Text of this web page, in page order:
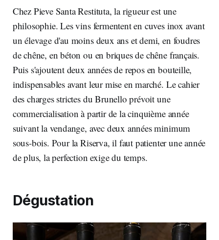
Chez Pieve Santa Restituta, la rigueur est une
philosophie. Les vins fermentent en cuves inox avant
un élevage d'au moins deux ans et demi, en foudres
de chêne, en béton ou en briques de chêne français.
Puis s'ajoutent deux années de repos en bouteille,
indispensables avant leur mise en marché. Le cahier
des charges strictes du Brunello prévoit une
commercialisation à partir de la cinquième année
suivant la vendange, avec deux années minimum
sous-bois. Pour la Riserva, il faut patienter une année
de plus, la perfection exige du temps.
Dégustation